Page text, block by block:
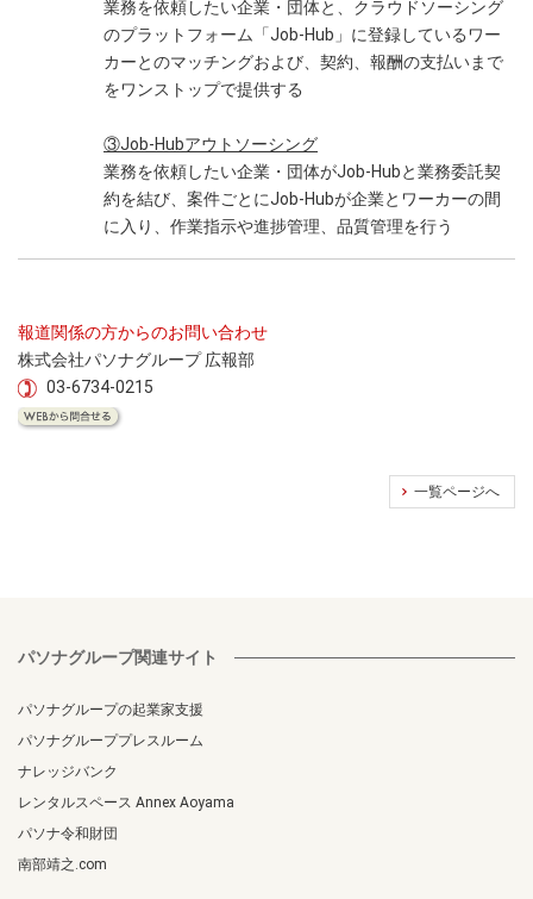
業務を依頼したい企業・団体と、クラウドソーシング
のプラットフォーム「Job-Hub」に登録しているワー
カーとのマッチングおよび、契約、報酬の支払いまで
をワンストップで提供する
③Job-Hubアウトソーシング
業務を依頼したい企業・団体がJob-Hubと業務委託契
約を結び、案件ごとにJob-Hubが企業とワーカーの間
に入り、作業指示や進捗管理、品質管理を行う
報道関係の方からのお問い合わせ
株式会社パソナグループ 広報部
03-6734-0215
一覧ページへ
パソナグループ関連サイト
パソナグループの起業家支援
パソナグループプレスルーム
ナレッジバンク
レンタルスペース Annex Aoyama
パソナ令和財団
南部靖之.com